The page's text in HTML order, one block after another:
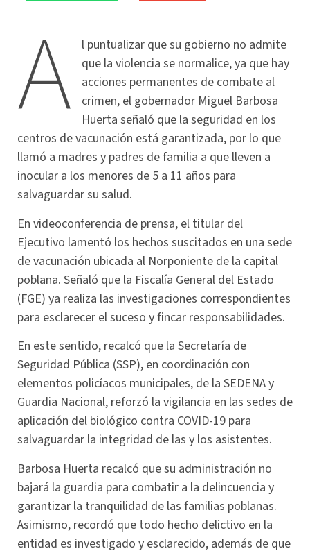
A
l puntualizar que su gobierno no admite
que la violencia se normalice, ya que hay
acciones permanentes de combate al
crimen, el gobernador Miguel Barbosa
Huerta señaló que la seguridad en los
centros de vacunación está garantizada, por lo que
llamó a madres y padres de familia a que lleven a
inocular a los menores de 5 a 11 años para
salvaguardar su salud.
En videoconferencia de prensa, el titular del
Ejecutivo lamentó los hechos suscitados en una sede
de vacunación ubicada al Norponiente de la capital
poblana. Señaló que la Fiscalía General del Estado
(FGE) ya realiza las investigaciones correspondientes
para esclarecer el suceso y fincar responsabilidades.
En este sentido, recalcó que la Secretaría de
Seguridad Pública (SSP), en coordinación con
elementos policíacos municipales, de la SEDENA y
Guardia Nacional, reforzó la vigilancia en las sedes de
aplicación del biológico contra COVID-19 para
salvaguardar la integridad de las y los asistentes.
Barbosa Huerta recalcó que su administración no
bajará la guardia para combatir a la delincuencia y
garantizar la tranquilidad de las familias poblanas.
Asimismo, recordó que todo hecho delictivo en la
entidad es investigado y esclarecido, además de que